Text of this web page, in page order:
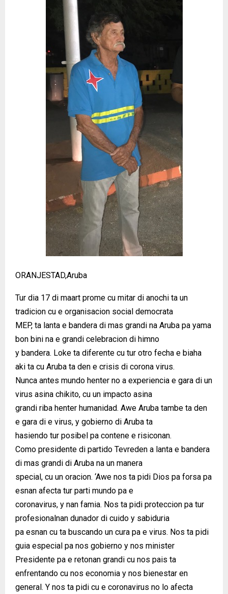
ORANJESTAD,Aruba
Tur dia 17 di maart prome cu mitar di anochi ta un
tradicion cu e organisacion social democrata
MEP, ta lanta e bandera di mas grandi na Aruba pa yama
bon bini na e grandi celebracion di himno
y bandera. Loke ta diferente cu tur otro fecha e biaha
aki ta cu Aruba ta den e crisis di corona virus.
Nunca antes mundo henter no a experiencia e gara di un
virus asina chikito, cu un impacto asina
grandi riba henter humanidad. Awe Aruba tambe ta den
e gara di e virus, y gobierno di Aruba ta
hasiendo tur posibel pa contene e risiconan.
Como presidente di partido Tevreden a lanta e bandera
di mas grandi di Aruba na un manera
special, cu un oracion. ‘Awe nos ta pidi Dios pa forsa pa
esnan afecta tur parti mundo pa e
coronavirus, y nan famia. Nos ta pidi proteccion pa tur
profesionalnan dunador di cuido y sabiduria
pa esnan cu ta buscando un cura pa e virus. Nos ta pidi
guia especial pa nos gobierno y nos minister
Presidente pa e retonan grandi cu nos pais ta
enfrentando cu nos economia y nos bienestar en
general. Y nos ta pidi cu e coronavirus no lo afecta